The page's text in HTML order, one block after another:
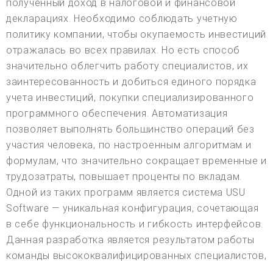
полученный доход в налоговой и финансовой
декларациях. Необходимо соблюдать учетную
политику компании, чтобы окупаемость инвестиций
отражалась во всех правилах. Но есть способ
значительно облегчить работу специалистов, их
заинтересованность и добиться единого порядка
учета инвестиций, покупки специализированного
программного обеспечения. Автоматизация
позволяет выполнять большинство операций без
участия человека, по настроенным алгоритмам и
формулам, что значительно сокращает временные и
трудозатраты, повышает проценты по вкладам.
Одной из таких программ является система USU
Software — уникальная конфигурация, сочетающая
в себе функциональность и гибкость интерфейсов.
Данная разработка является результатом работы
команды высококвалифицированных специалистов,